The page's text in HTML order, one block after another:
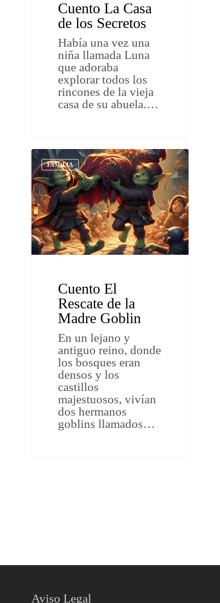
Cuento La Casa
de los Secretos
Había una vez una
niña llamada Luna
que adoraba
explorar todos los
rincones de la vieja
casa de su abuela.…
FAMILIA
Cuento El
Rescate de la
Madre Goblin
En un lejano y
antiguo reino, donde
los bosques eran
densos y los
castillos
majestuosos, vivían
dos hermanos
goblins llamados…
Aviso Legal